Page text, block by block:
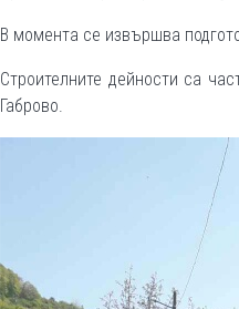
В момента се извършва
Строителните дейности са
Габрово.